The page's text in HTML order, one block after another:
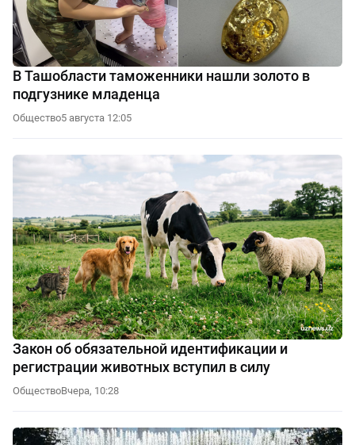
В Ташобласти таможенники нашли золото в
подгузнике младенца
Общество5 августа 12:05
Закон об обязательной идентификации и
регистрации животных вступил в силу
ОбществоВчера, 10:28